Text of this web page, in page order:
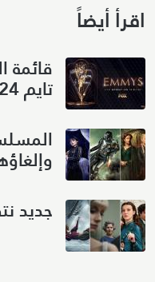
اقرأ أيضاً
قائمة
تايم 2024
جديد